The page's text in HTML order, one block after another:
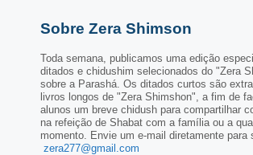
Sobre Zera Shimson
Toda semana, publicamos uma edição
ditados e chidushim selecionados do "Zera
sobre a Parashá. Os ditados curtos são
livros longos de "Zera Shimshon", a fim de
alunos um breve chidush para compartilhar
na refeição de Shabat com a família ou a
momento. Envie um e-mail diretamente para
zera277@gmail.com